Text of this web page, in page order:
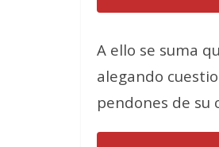
A ello se suma
alegando
pendones de